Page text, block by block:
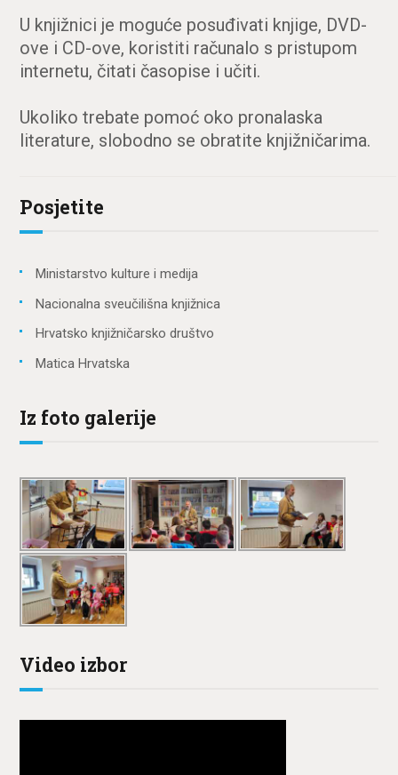
U knjižnici je moguće posuđivati knjige, DVD-
ove i CD-ove, koristiti računalo s pristupom
internetu, čitati časopise i učiti.
Ukoliko trebate pomoć oko pronalaska
literature, slobodno se obratite knjižničarima.
Posjetite
Ministarstvo kulture i medija
Nacionalna sveučilišna knjižnica
Hrvatsko knjižničarsko društvo
Matica Hrvatska
Iz foto galerije
Video izbor